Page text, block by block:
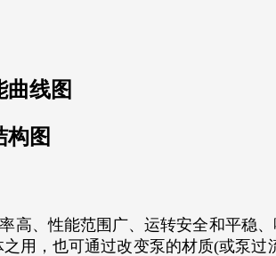
曲线图
构图
、性能范围广、运转安全和平稳
用，也可通过改变泵的材质(或泵过